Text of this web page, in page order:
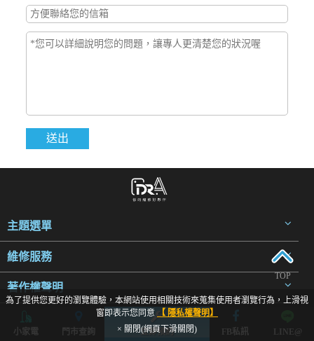
主題選單
維修服務
著作權聲明
小家電 門市查詢 立即預約 FB私訊 LINE@
為了提供您更好的瀏覽體驗，本網站使用相關技術來蒐集使用者瀏覽行為，上滑視
窗即表示您同意 【 隱私權聲明】
× 關閉(網頁下滑關閉)
TOP